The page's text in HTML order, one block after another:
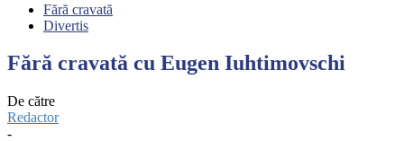
Fără cravată
Divertis
Fără cravată cu Eugen Iuhtimovschi
De către
Redactor
-